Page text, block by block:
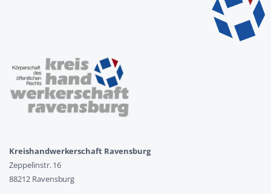
Kreishandwerkerschaft Ravensburg
Zeppelinstr. 16
88212 Ravensburg